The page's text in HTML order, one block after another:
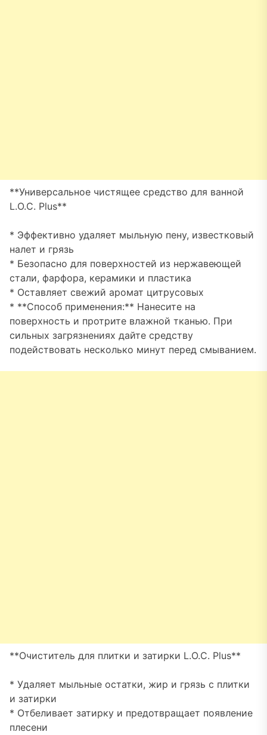
**Универсальное чистящее средство для ванной
L.O.C. Plus**
* Эффективно удаляет мыльную пену, известковый
налет и грязь
* Безопасно для поверхностей из нержавеющей
стали, фарфора, керамики и пластика
* Оставляет свежий аромат цитрусовых
* **Способ применения:** Нанесите на
поверхность и протрите влажной тканью. При
сильных загрязнениях дайте средству
подействовать несколько минут перед смыванием.
**Очиститель для плитки и затирки L.O.C. Plus**
* Удаляет мыльные остатки, жир и грязь с плитки
и затирки
* Отбеливает затирку и предотвращает появление
плесени